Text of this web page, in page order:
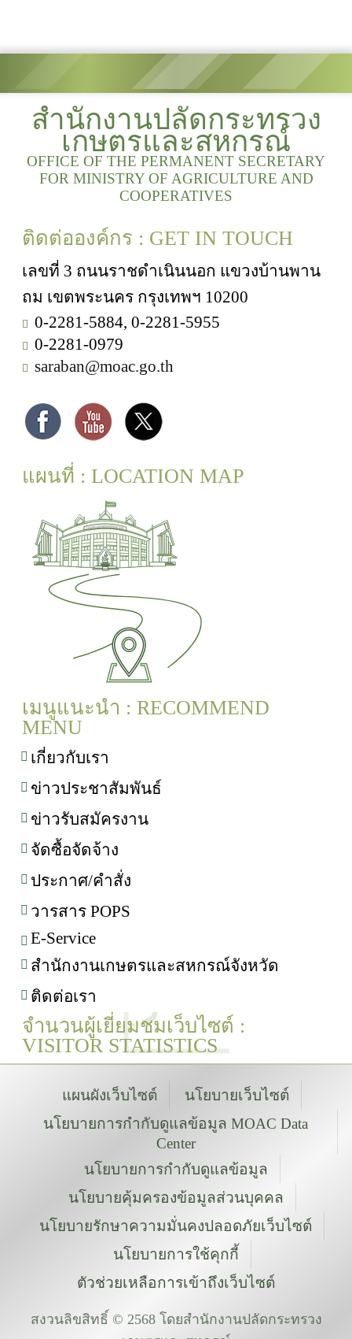
สำนักงานปลัดกระทรวง
เกษตรและสหกรณ์
OFFICE OF THE PERMANENT SECRETARY
FOR MINISTRY OF AGRICULTURE AND
COOPERATIVES
ติดต่อองค์กร : GET IN TOUCH
เลขที่ 3 ถนนราชดำเนินนอก แขวงบ้านพาน
ถม เขตพระนคร กรุงเทพฯ 10200
0-2281-5884, 0-2281-5955
0-2281-0979
saraban@moac.go.th
แผนที่ : LOCATION MAP
เมนูแนะนำ : RECOMMEND
MENU
เกี่ยวกับเรา
ข่าวประชาสัมพันธ์
ข่าวรับสมัครงาน
จัดซื้อจัดจ้าง
ประกาศ/คำสั่ง
วารสาร POPS
E-Service
สำนักงานเกษตรและสหกรณ์จังหวัด
ติดต่อเรา
จำนวนผู้เยี่ยมชมเว็บไซต์ :
VISITOR STATISTICS
แผนผังเว็บไซต์
นโยบายเว็บไซต์
นโยบายการกำกับดูแลข้อมูล MOAC Data
Center
นโยบายการกำกับดูแลข้อมูล
นโยบายคุ้มครองข้อมูลส่วนบุคคล
นโยบายรักษาความมั่นคงปลอดภัยเว็บไซต์
นโยบายการใช้คุกกี้
ตัวช่วยเหลือการเข้าถึงเว็บไซต์
สงวนลิขสิทธิ์ © 2568 โดยสำนักงานปลัดกระทรวง